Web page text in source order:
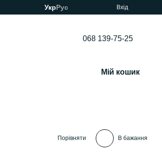
УкрРус Вхід
068 139-75-25
Мій кошик
Порівняти В бажання